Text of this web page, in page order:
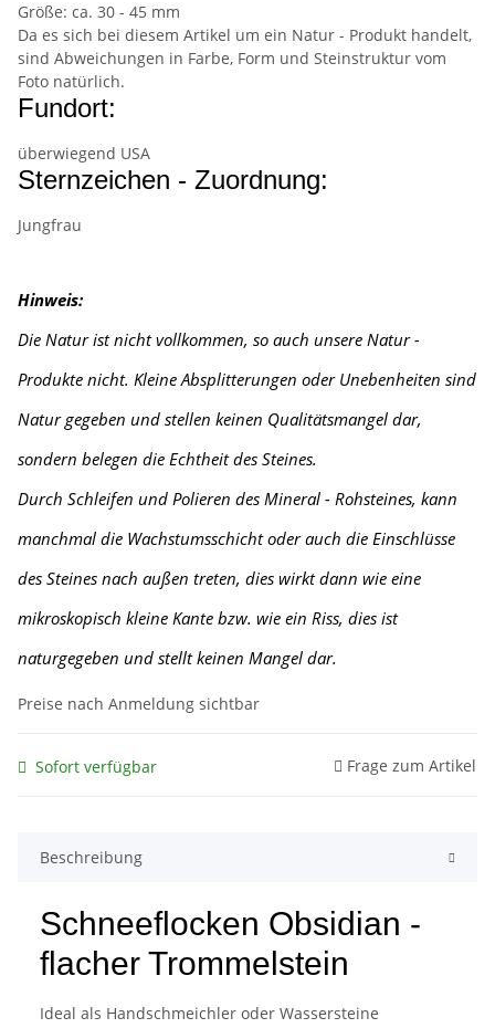
Größe: ca. 30 - 45 mm
Da es sich bei diesem Artikel um ein Natur - Produkt handelt,
sind Abweichungen in Farbe, Form und Steinstruktur vom
Foto natürlich.
Fundort:
überwiegend USA
Sternzeichen - Zuordnung:
Jungfrau
Hinweis:
Die Natur ist nicht vollkommen, so auch unsere Natur -
Produkte nicht. Kleine Absplitterungen oder Unebenheiten sind
Natur gegeben und stellen keinen Qualitätsmangel dar,
sondern belegen die Echtheit des Steines.
Durch Schleifen und Polieren des Mineral - Rohsteines, kann
manchmal die Wachstumsschicht oder auch die Einschlüsse
des Steines nach außen treten, dies wirkt dann wie eine
mikroskopisch kleine Kante bzw. wie ein Riss, dies ist
naturgegeben und stellt keinen Mangel dar.
Preise nach Anmeldung sichtbar
Sofort verfügbar Frage zum Artikel
Beschreibung
Schneeflocken Obsidian -
flacher Trommelstein
Ideal als Handschmeichler oder Wassersteine